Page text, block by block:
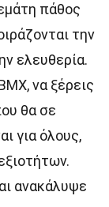
πάθος
την
ελευθερία.
να ξέρεις
θα σε
για όλους,
ανακάλυψε